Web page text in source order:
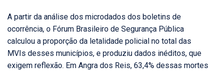
A partir da análise dos microdados dos boletins de
ocorrência, o Fórum Brasileiro de Segurança Pública
calculou a proporção da letalidade policial no total das
MVIs desses municípios, e produziu dados inéditos, que
exigem reflexão. Em Angra dos Reis, 63,4% dessas mortes